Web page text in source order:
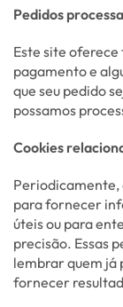
Pedidos
Este site
pagamento e
que seu pedido
possamos
Cookies
Periodicamente,
para fornecer
úteis ou para
precisão. Essas
lembrar quem já
fornecer